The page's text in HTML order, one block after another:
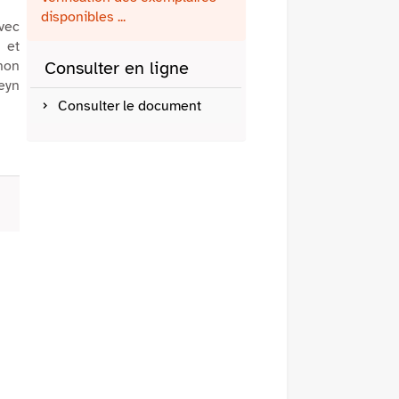
et
disponibles ...
Consulter en ligne
Consulter le document